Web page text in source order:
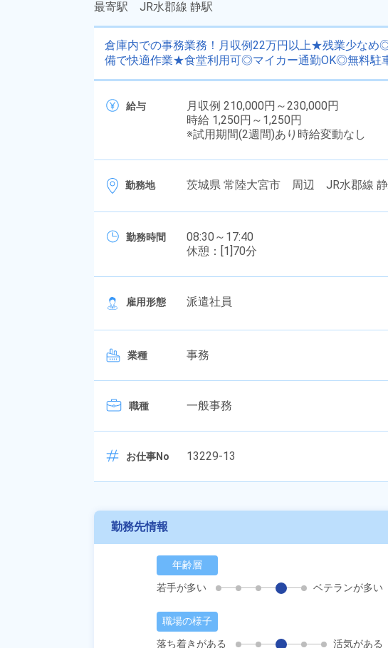
最寄駅 JR水郡線 静駅
倉庫内での事務業務！月収例22万円以上★残業少なめ
備で快適作業★食堂利用可◎マイカー通勤OK◎無料駐
給与
月収例 210,000円～230,000円
時給 1,250円～1,250円
※試用期間(2週間)あり時給変動なし
勤務地 茨城県 常陸大宮市 周辺 JR水郡線
勤務時間
08:30～17:40
休憩：[1]70分
雇用形態 派遣社員
業種 事務
職種 一般事務
お仕事No 13229-13
勤務先情報
年齢層
若手が多い
ベテランが多い
職場の様子
落ち着きがある
活気がある